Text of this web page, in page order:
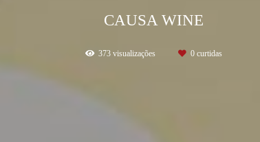
CAUSA WINE
373 visualizações 0 curtidas